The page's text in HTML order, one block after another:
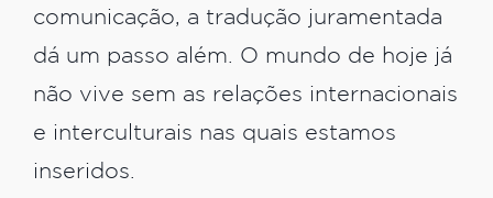
comunicação, a tradução juramentada
dá um passo além. O mundo de hoje já
não vive sem as relações internacionais
e interculturais nas quais estamos
inseridos.